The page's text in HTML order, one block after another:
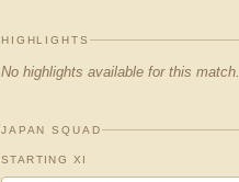
HIGHLIGHTS
No highlights available for this match.
JAPAN SQUAD
STARTING XI